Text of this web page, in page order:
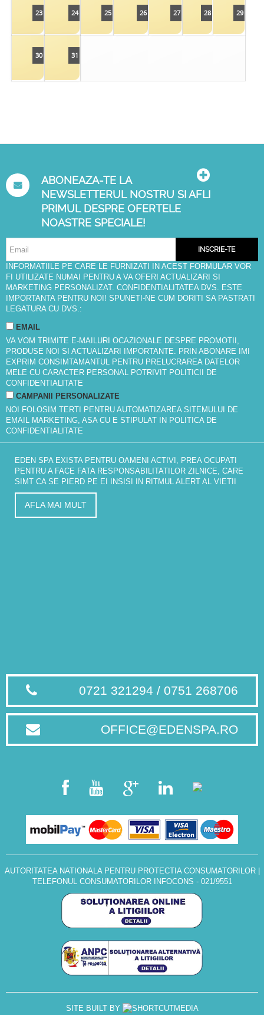
23 24 25 26 27 28 29
30 31
ABONEAZA-TE LA
NEWSLETTERUL NOSTRU SI AFLI
PRIMUL DESPRE OFERTELE
NOASTRE SPECIALE!
INSCRIE-TE
INFORMATIILE PE CARE LE FURNIZATI IN ACEST FORMULAR VOR
FI UTILIZATE NUMAI PENTRU A VA OFERI ACTUALIZARI SI
MARKETING PERSONALIZAT. CONFIDENTIALITATEA DVS. ESTE
IMPORTANTA PENTRU NOI! SPUNETI-NE CUM DORITI SA PASTRATI
LEGATURA CU DVS.:
EMAIL
VA VOM TRIMITE E-MAILURI OCAZIONALE DESPRE PROMOTII,
PRODUSE NOI SI ACTUALIZARI IMPORTANTE. PRIN ABONARE IMI
EXPRIM CONSIMTAMANTUL PENTRU PRELUCRAREA DATELOR
MELE CU CARACTER PERSONAL POTRIVIT POLITICII DE
CONFIDENTIALITATE
CAMPANII PERSONALIZATE
NOI FOLOSIM TERTI PENTRU AUTOMATIZAREA SITEMULUI DE
EMAIL MARKETING, ASA CU E STIPULAT IN POLITICA DE
CONFIDENTIALITATE
EDEN SPA EXISTA PENTRU OAMENI ACTIVI, PREA OCUPATI
PENTRU A FACE FATA RESPONSABILITATILOR ZILNICE, CARE
SIMT CA SE PIERD PE EI INSISI IN RITMUL ALERT AL VIETII
AFLA MAI MULT
0721 321294 / 0751 268706
OFFICE@EDENSPA.RO
AUTORITATEA NATIONALA PENTRU PROTECTIA CONSUMATORILOR|
TELEFONUL CONSUMATORILOR INFOCONS - 021/9551
SITE BUILT BY